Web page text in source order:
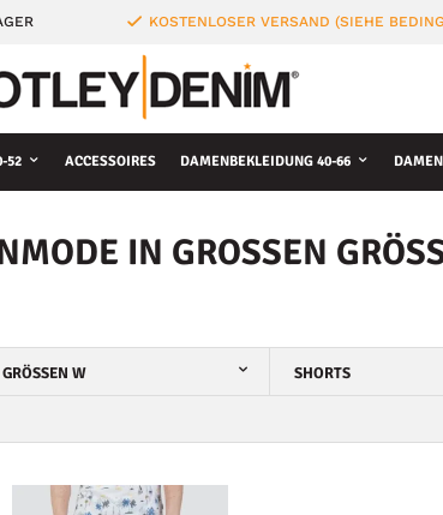
KOSTENLOSER VERSAND (SIEHE
52 ACCESSOIRES DAMENBEKLEIDUNG 40-66
IN GROSSEN
GRÖSSEN W SHORTS